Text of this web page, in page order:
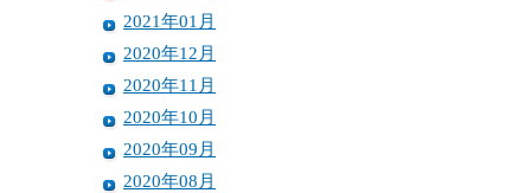
2021年01月
2020年12月
2020年11月
2020年10月
2020年09月
2020年08月